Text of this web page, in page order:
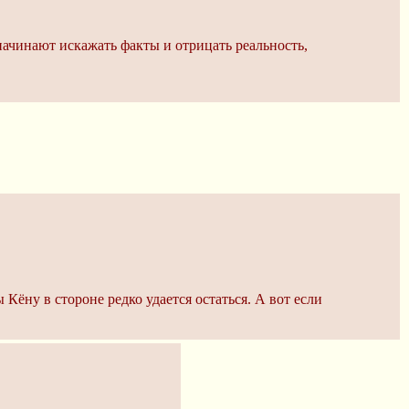
искажать факты и отрицать реальность,
в стороне редко удается остаться. А вот если